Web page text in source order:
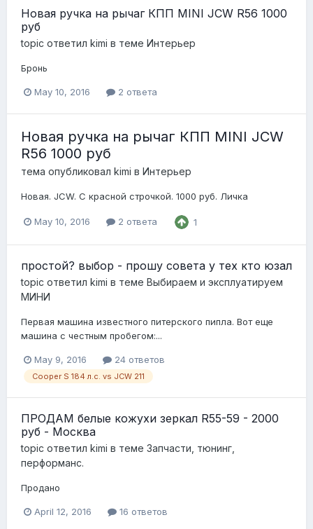
Новая ручка на рычаг КПП MINI JCW R56 1000
руб
topic ответил kimi в теме Интерьер
Бронь
May 10, 2016 2 ответа
Новая ручка на рычаг КПП MINI JCW
R56 1000 руб
тема опубликовал kimi в Интерьер
Новая. JCW. С красной строчкой. 1000 руб. Личка
May 10, 2016 2 ответа 1
простой? выбор - прошу совета у тех кто юзал
topic ответил kimi в теме Выбираем и эксплуатируем
МИНИ
Первая машина известного питерского пипла. Вот еще
машина с честным пробегом:...
May 9, 2016 24 ответов
Cooper S 184 л.с. vs JCW 211
ПРОДАМ белые кожухи зеркал R55-59 - 2000
руб - Москва
topic ответил kimi в теме Запчасти, тюнинг,
перформанс.
Продано
April 12, 2016 16 ответов